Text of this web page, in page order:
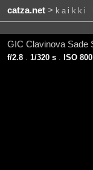
catza.net> kaikki
GIC Clavinova Sade
f/2.8. 1/320 s. ISO 800